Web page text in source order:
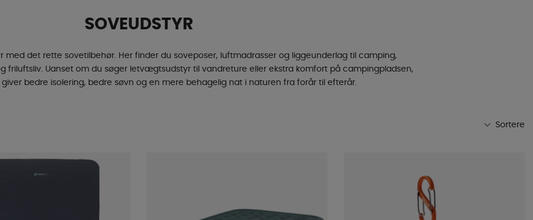
SOVEUDSTYR
det rette sovetilbehør. Her finder du soveposer, luftmadrasser og liggeunderlag til camping,
friluftsliv. Uanset om du søger letvægtsudstyr til vandreture eller ekstra komfort på campingpladsen,
giver bedre isolering, bedre søvn og en mere behagelig nat i naturen fra forår til efterår.
Sortere